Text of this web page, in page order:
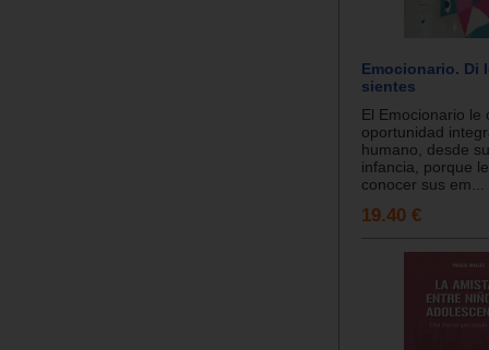
Emocionario. Di
sientes
El Emocionario le
oportunidad
humano, desde
infancia, porque
conocer sus em...
19.40 €